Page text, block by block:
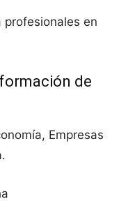
profesionales en
de
Empresas